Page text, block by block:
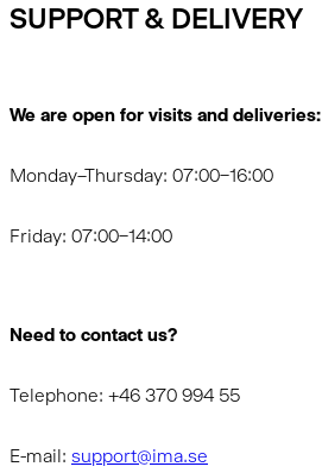
SUPPORT & DELIVERY
We are open for visits and deliveries:
Monday–Thursday: 07:00–16:00
Friday: 07:00–14:00
Need to contact us?
Telephone: +46 370 994 55
E-mail: support@ima.se